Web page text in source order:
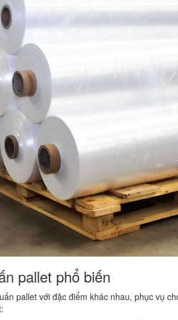
pallet phổ biến
pallet với đặc điểm khác nhau, phục vụ